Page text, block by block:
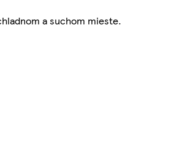
a suchom mieste.